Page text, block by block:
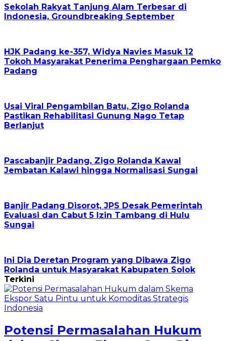
Sekolah Rakyat Tanjung Alam Terbesar di
Indonesia, Groundbreaking September
HJK Padang ke-357, Widya Navies Masuk 12
Tokoh Masyarakat Penerima Penghargaan Pemko
Padang
Usai Viral Pengambilan Batu, Zigo Rolanda
Pastikan Rehabilitasi Gunung Nago Tetap
Berlanjut
Pascabanjir Padang, Zigo Rolanda Kawal
Jembatan Kalawi hingga Normalisasi Sungai
Banjir Padang Disorot, JPS Desak Pemerintah
Evaluasi dan Cabut 5 Izin Tambang di Hulu
Sungai
Ini Dia Deretan Program yang Dibawa Zigo
Rolanda untuk Masyarakat Kabupaten Solok
Terkini
Potensi Permasalahan Hukum